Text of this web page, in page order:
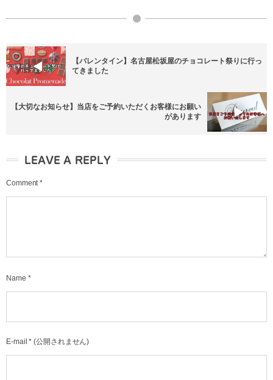
【バレンタイン】名古屋松坂屋のチョコレート祭りに行っ
てきました
【大切なお知らせ】当店をご予約いただくお客様にお願い
があります
LEAVE A REPLY
Comment *
Name *
E-mail * (公開されません)